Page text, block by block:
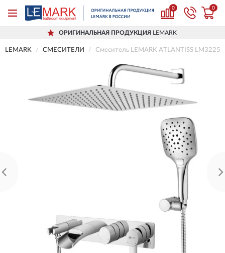
0 0
ОРИГИНАЛЬНАЯ ПРОДУКЦИЯ LEMARK
LEMARK СМЕСИТЕЛИ Смеситель LEMARK ATLANTISS